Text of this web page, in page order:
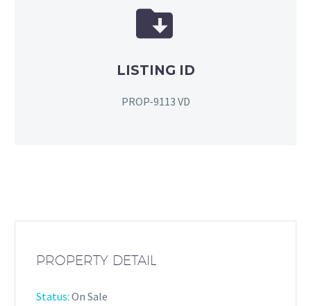


LISTING ID
PROP-9113 VD
PROPERTY DETAIL
Status: On Sale